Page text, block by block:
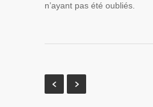
n’ayant pas été oubliés.